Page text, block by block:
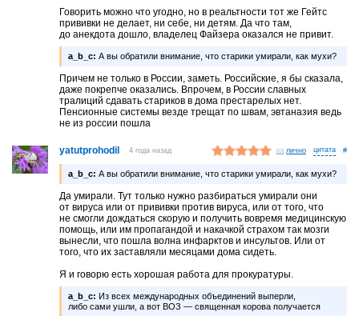
Говорить можно что угодно, но в реальтности тот же Гейтс
прививки не делает, ни себе, ни детям. Да что там,
до анекдота дошло, владелец Файзера оказался не привит.
a_b_c: А вы обратили внимание, что старики умирали, как мухи?
Причем не только в России, заметь. Российские, я бы сказала,
даже покрепче оказались. Впрочем, в России славных
тралиций сдавать стариков в дома престарелых нет.
Пенсионные системы везде трещат по швам, эвтаназия ведь
не из россии пошла
yatutprohodil 4 года назад лично #
a_b_c: А вы обратили внимание, что старики умирали, как мухи?
Да умирали. Тут только нужно разбираться умирали они
от вируса или от прививки против вируса, или от того, что
не смогли дождаться скорую и получить вовремя медицинскую
помощь, или им пропагандой и накачкой страхом так мозги
вынесли, что пошла волна инфарктов и инсультов. Или от
того, что их заставляли месяцами дома сидеть.
Я и говорю есть хорошая работа для прокуратуры.
a_b_c: Из всех международных объединений выперли,
либо сами ушли, а вот ВОЗ — священная корова получается